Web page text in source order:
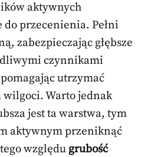
aktywnych
przecenienia. Pełni
zabezpieczając głębsze
czynnikami
utrzymać
Warto jednak
jest ta warstwa, tym
aktywnym przeniknąć
względu grubość